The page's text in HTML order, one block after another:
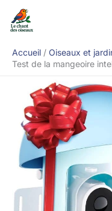
Accueil
Oiseaux et
Test de la mangeoire
Rechercher